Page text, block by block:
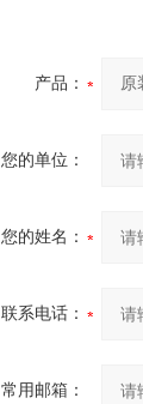
产品：
您的单位：
您的姓名：
联系电话：
常用邮箱：